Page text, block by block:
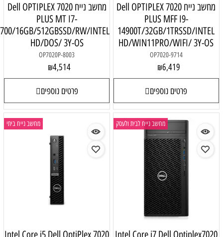
מחשב נייח Dell OPTIPLEX 7020
PLUS MFF I9-
14900T/32GB/1TRSSD/INTEL
HD/WIN11PRO/WIFI/ 3Y-OS
OP7020-9714
₪6,419
פרטים נוספים
מחשב נייח Dell OPTIPLEX 7020
PLUS MT I7-
14700/16GB/512GBSSD/RW/INTEL
HD/DOS/ 3Y-OS
OP7020P-8003
₪4,514
פרטים נוספים
מחשב נייח לבית ולעסק
Intel Core i7 Dell
מחשב נייח ביתי
Intel Core i5 Dell OptiPlex 7020